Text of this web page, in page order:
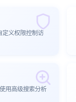
义权限控制访
用高级搜索分析